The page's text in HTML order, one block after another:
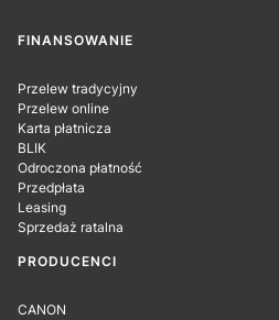
Linki w stopce
FINANSOWANIE
Przelew tradycyjny
Przelew online
Karta płatnicza
BLIK
Odroczona płatność
Przedpłata
Leasing
Sprzedaż ratalna
PRODUCENCI
CANON